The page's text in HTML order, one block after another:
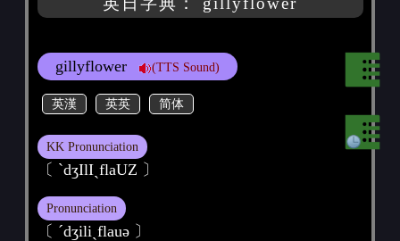
gillyflower (TTS Sound)
英漢 英英 简体
KK Pronunciation
〔 ˋdʒIlIˏflaUZ 〕
Pronunciation
〔 ˊdʒiliˏflauә 〕